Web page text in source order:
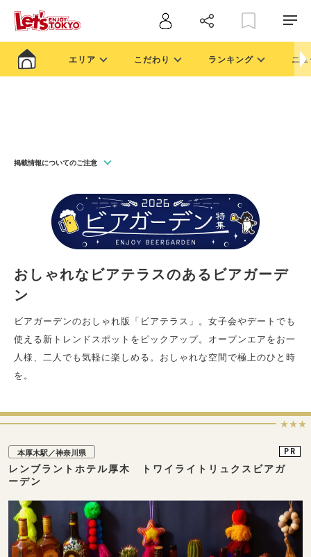
エリア こだわり ランキング ニ
掲載情報についてのご注意
おしゃれなビアテラスのあるビアガーデ
ン
ビアガーデンのおしゃれ版「ビアテラス」。女子会やデートでも
使える新トレンドスポットをピックアップ。オープンエアをお一
人様、二人でも気軽に楽しめる。おしゃれな空間で極上のひと時
を。
★★★
本厚木駅／神奈川県
レンブラントホテル厚木 トワイライトリュクスビアガ
ーデン
PR